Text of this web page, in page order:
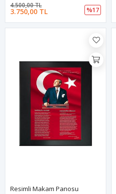
3.750,00 TL
4.500,00 TL
%17
Resimli Makam Panosu